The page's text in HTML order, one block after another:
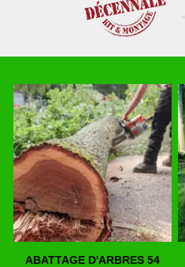
ABATTAGE D'ARBRES 54